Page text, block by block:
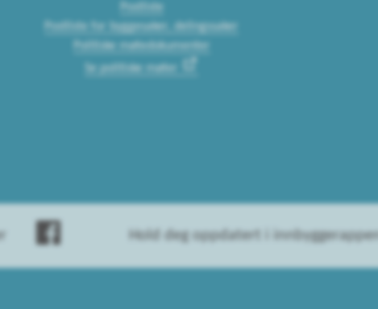
Postliste
Postliste for byggesaker, delingssaker
Politiske møtedokumenter
Se politiske møter
Hold deg oppdatert i innbyggerappen